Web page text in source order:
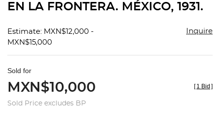
EN LA FRONTERA. MÉXICO, 1931.
Estimate: MXN$12,000 -
MXN$15,000
Inquire
Sold for
MXN$10,000
Sold Price excludes BP
[ 1 Bid ]